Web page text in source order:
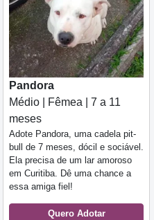
Pandora
Médio | Fêmea | 7 a 11
meses
Adote Pandora, uma cadela pit-
bull de 7 meses, dócil e sociável.
Ela precisa de um lar amoroso
em Curitiba. Dê uma chance a
essa amiga fiel!
Quero Adotar